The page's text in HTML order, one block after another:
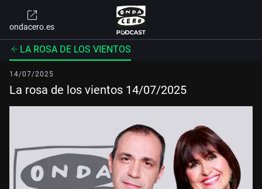
ondacero.es
LA ROSA DE LOS VIENTOS
14/07/2025
La rosa de los vientos 14/07/2025